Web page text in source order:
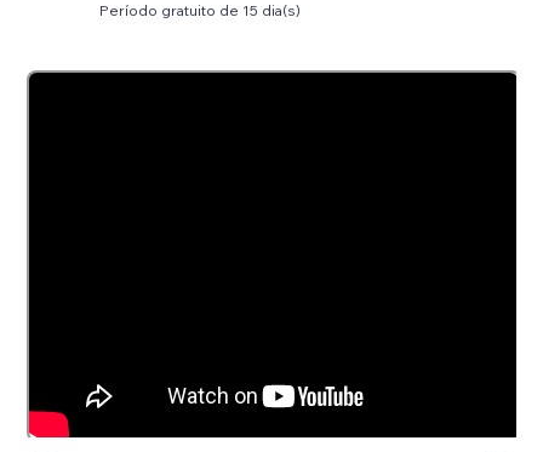
Período gratuito de 15 dia(s)